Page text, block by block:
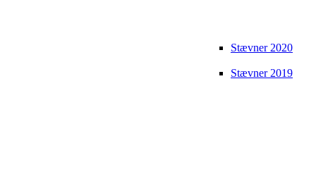
Stævner 2020
Stævner 2019